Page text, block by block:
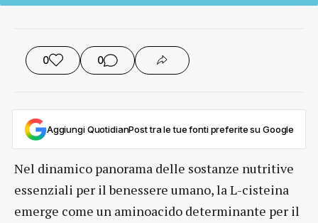
0 0
Aggiungi QuotidianPost tra le tue fonti preferite su Google
Nel dinamico panorama delle sostanze nutritive
essenziali per il benessere umano, la L-cisteina
emerge come un aminoacido determinante per il